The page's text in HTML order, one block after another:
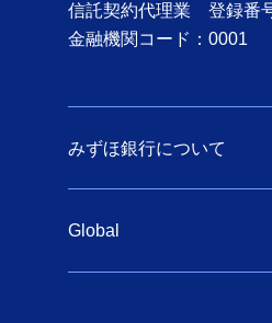
信託契約代理業 登録番
金融機関コード：0001
みずほ銀行について
Global